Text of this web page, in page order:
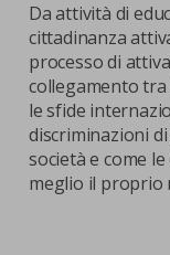
Da attività di
cittadinanza
processo di
collegamento tra
le sfide
discriminazioni
società e come
meglio il proprio